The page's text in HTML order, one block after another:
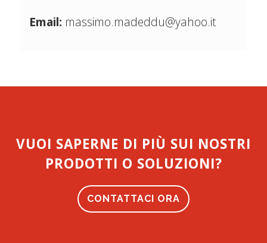
Email: massimo.madeddu@yahoo.it
VUOI SAPERNE DI PIÙ SUI NOSTRI
PRODOTTI O SOLUZIONI?
CONTATTACI ORA